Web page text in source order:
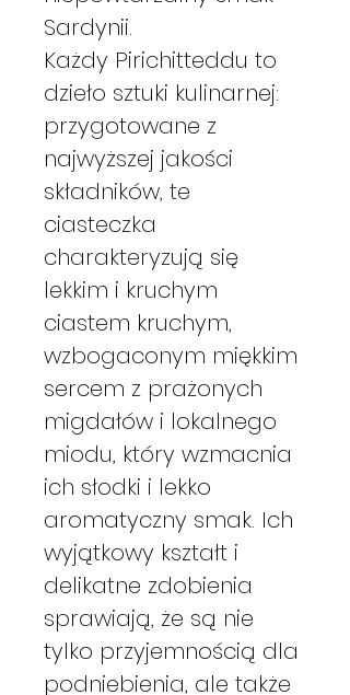
Sardynii.
Każdy Pirichitteddu to
dzieło sztuki kulinarnej:
przygotowane z
najwyższej jakości
składników, te
ciasteczka
charakteryzują się
lekkim i kruchym
ciastem kruchym,
wzbogaconym miękkim
sercem z prażonych
migdałów i lokalnego
miodu, który wzmacnia
ich słodki i lekko
aromatyczny smak. Ich
wyjątkowy kształt i
delikatne zdobienia
sprawiają, że są nie
tylko przyjemnością dla
podniebienia, ale także